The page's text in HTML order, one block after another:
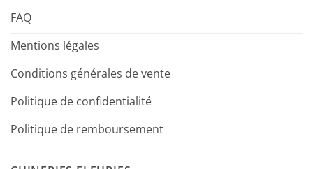
FAQ
Mentions légales
Conditions générales de vente
Politique de confidentialité
Politique de remboursement